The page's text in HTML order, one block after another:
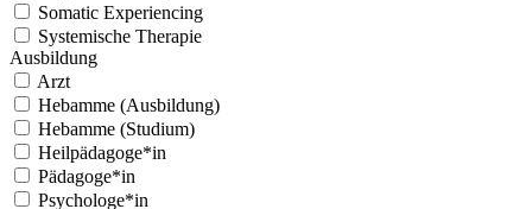
Somat­ic Expe­ri­enc­ing
Sys­temis­che Ther­a­pie
Aus­bil­dung
Arzt
Hebamme (Aus­bil­dung)
Hebamme (Studi­um)
Heilpädagoge*in
Pädagoge*in
Psychologe*in